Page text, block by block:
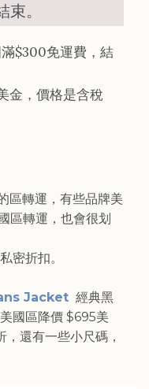
。
$300免運費，結
金，價格是含稅
區轉運，有些品牌美
區轉運，也會很划
密折扣。
Jacket 經典黑
國區降價 $695美
還有一些小尺碼，